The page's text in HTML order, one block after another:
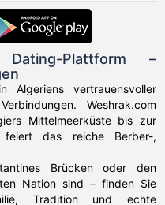
Dating-Plattform –
Algeriens vertrauensvoller
Weshrak.com
Mittelmeerküste bis zur
feiert das reiche Berber-,
Brücken oder den
Nation sind – finden Sie
Tradition und echte